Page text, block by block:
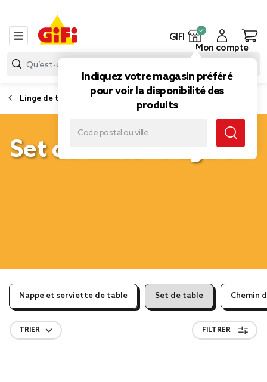
GIFI
Indiquez votre magasin préféré
pour voir la disponibilité des
produits
Mon compte
Linge de table et de cuisine
Set de table - Page 3
Nappe et serviette de table Set de table Chemin
TRIER FILTRER